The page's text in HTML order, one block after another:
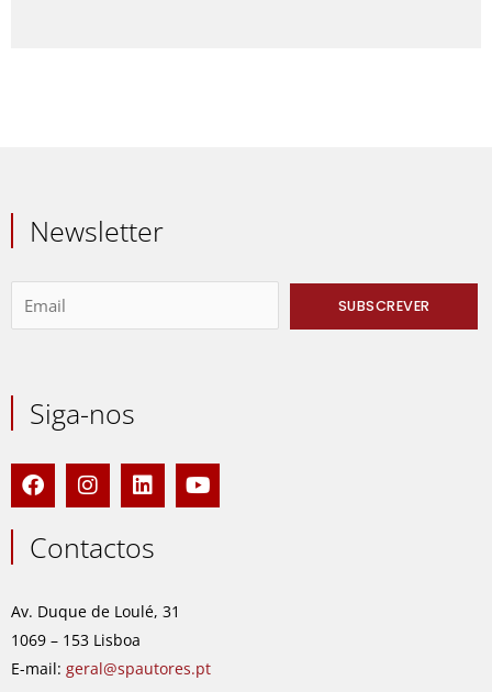
Newsletter
Siga-nos
F
a
c
e
b
o
k
I
n
s
t
a
r
a
m
L
i
n
k
e
i
n
Y
o
u
Contactos
Av. Duque de Loulé, 31
1069 – 153 Lisboa
E-mail: geral@spautores.pt